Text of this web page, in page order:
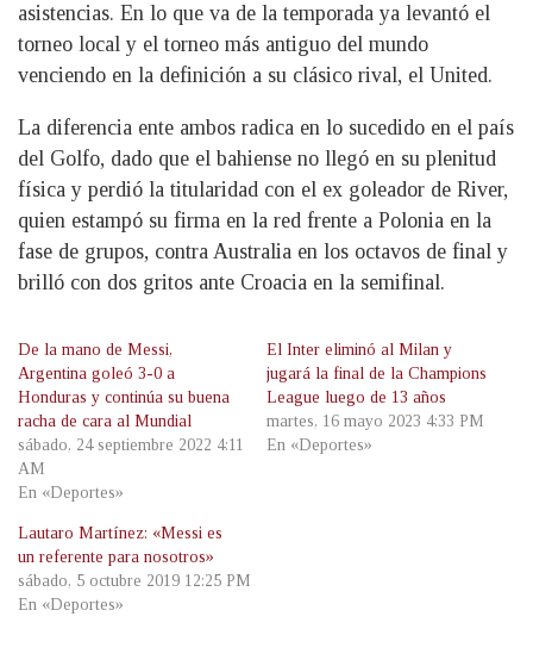
asistencias. En lo que va de la temporada ya levantó el
torneo local y el torneo más antiguo del mundo
venciendo en la definición a su clásico rival, el United.
La diferencia ente ambos radica en lo sucedido en el país
del Golfo, dado que el bahiense no llegó en su plenitud
física y perdió la titularidad con el ex goleador de River,
quien estampó su firma en la red frente a Polonia en la
fase de grupos, contra Australia en los octavos de final y
brilló con dos gritos ante Croacia en la semifinal.
De la mano de Messi,
Argentina goleó 3-0 a
Honduras y continúa su buena
racha de cara al Mundial
sábado, 24 septiembre 2022 4:11
AM
En «Deportes»
El Inter eliminó al Milan y
jugará la final de la Champions
League luego de 13 años
martes, 16 mayo 2023 4:33 PM
En «Deportes»
Lautaro Martínez: «Messi es
un referente para nosotros»
sábado, 5 octubre 2019 12:25 PM
En «Deportes»